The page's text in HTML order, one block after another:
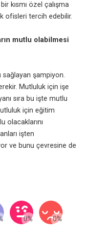
kısmı özel çalışma
ofisleri tercih edebilir.
mutlu olabilmesi
şampiyon.
Mutluluk için işe
sıra bu işte mutlu
için eğitim
olacaklarını
işten
ve bunu çevresine de